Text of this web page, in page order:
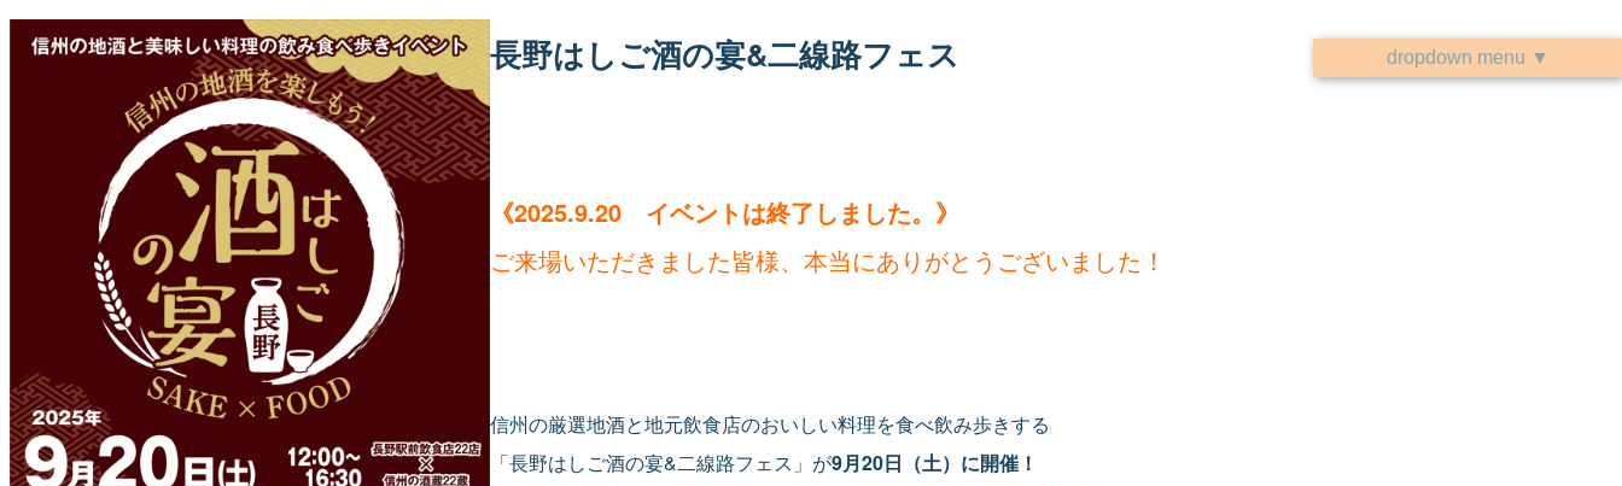
長野はしご酒の宴&二線路フェス
《2025.9.20 イベントは終了しました。》
ご来場いただきました皆様、本当にありがとうございました！
信州の厳選地酒と地元飲食店のおいしい料理を食べ飲み歩きする
「長野はしご酒の宴&二線路フェス」が9月20日（土）に開催！
dropdown menu ▼